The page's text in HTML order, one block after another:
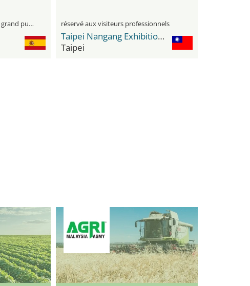
visiteurs professionnels et le grand public réservé aux visiteurs professionnels
Taipei Nangang Exhibition Center
Taipei